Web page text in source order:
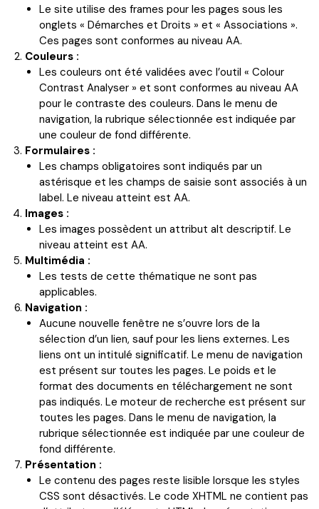
Le site utilise des frames pour les pages sous les
onglets « Démarches et Droits » et « Associations ».
Ces pages sont conformes au niveau AA.
Couleurs :
Les couleurs ont été validées avec l’outil « Colour
Contrast Analyser » et sont conformes au niveau AA
pour le contraste des couleurs. Dans le menu de
navigation, la rubrique sélectionnée est indiquée par
une couleur de fond différente.
Formulaires :
Les champs obligatoires sont indiqués par un
astérisque et les champs de saisie sont associés à un
label. Le niveau atteint est AA.
Images :
Les images possèdent un attribut alt descriptif. Le
niveau atteint est AA.
Multimédia :
Les tests de cette thématique ne sont pas
applicables.
Navigation :
Aucune nouvelle fenêtre ne s’ouvre lors de la
sélection d’un lien, sauf pour les liens externes. Les
liens ont un intitulé significatif. Le menu de navigation
est présent sur toutes les pages. Le poids et le
format des documents en téléchargement ne sont
pas indiqués. Le moteur de recherche est présent sur
toutes les pages. Dans le menu de navigation, la
rubrique sélectionnée est indiquée par une couleur de
fond différente.
Présentation :
Le contenu des pages reste lisible lorsque les styles
CSS sont désactivés. Le code XHTML ne contient pas